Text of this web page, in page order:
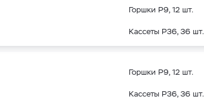
Горшки Р9, 12 шт.
Кассеты Р36, 36 шт.
Горшки Р9, 12 шт.
Кассеты Р36, 36 шт.